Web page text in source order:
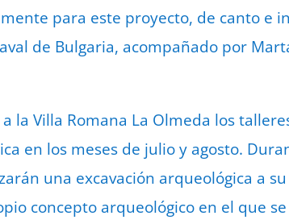
para este proyecto, de canto e
de Bulgaria, acompañado por
la Villa Romana La Olmeda los
en los meses de julio y agosto.
una excavación arqueológica a
concepto arqueológico en el que